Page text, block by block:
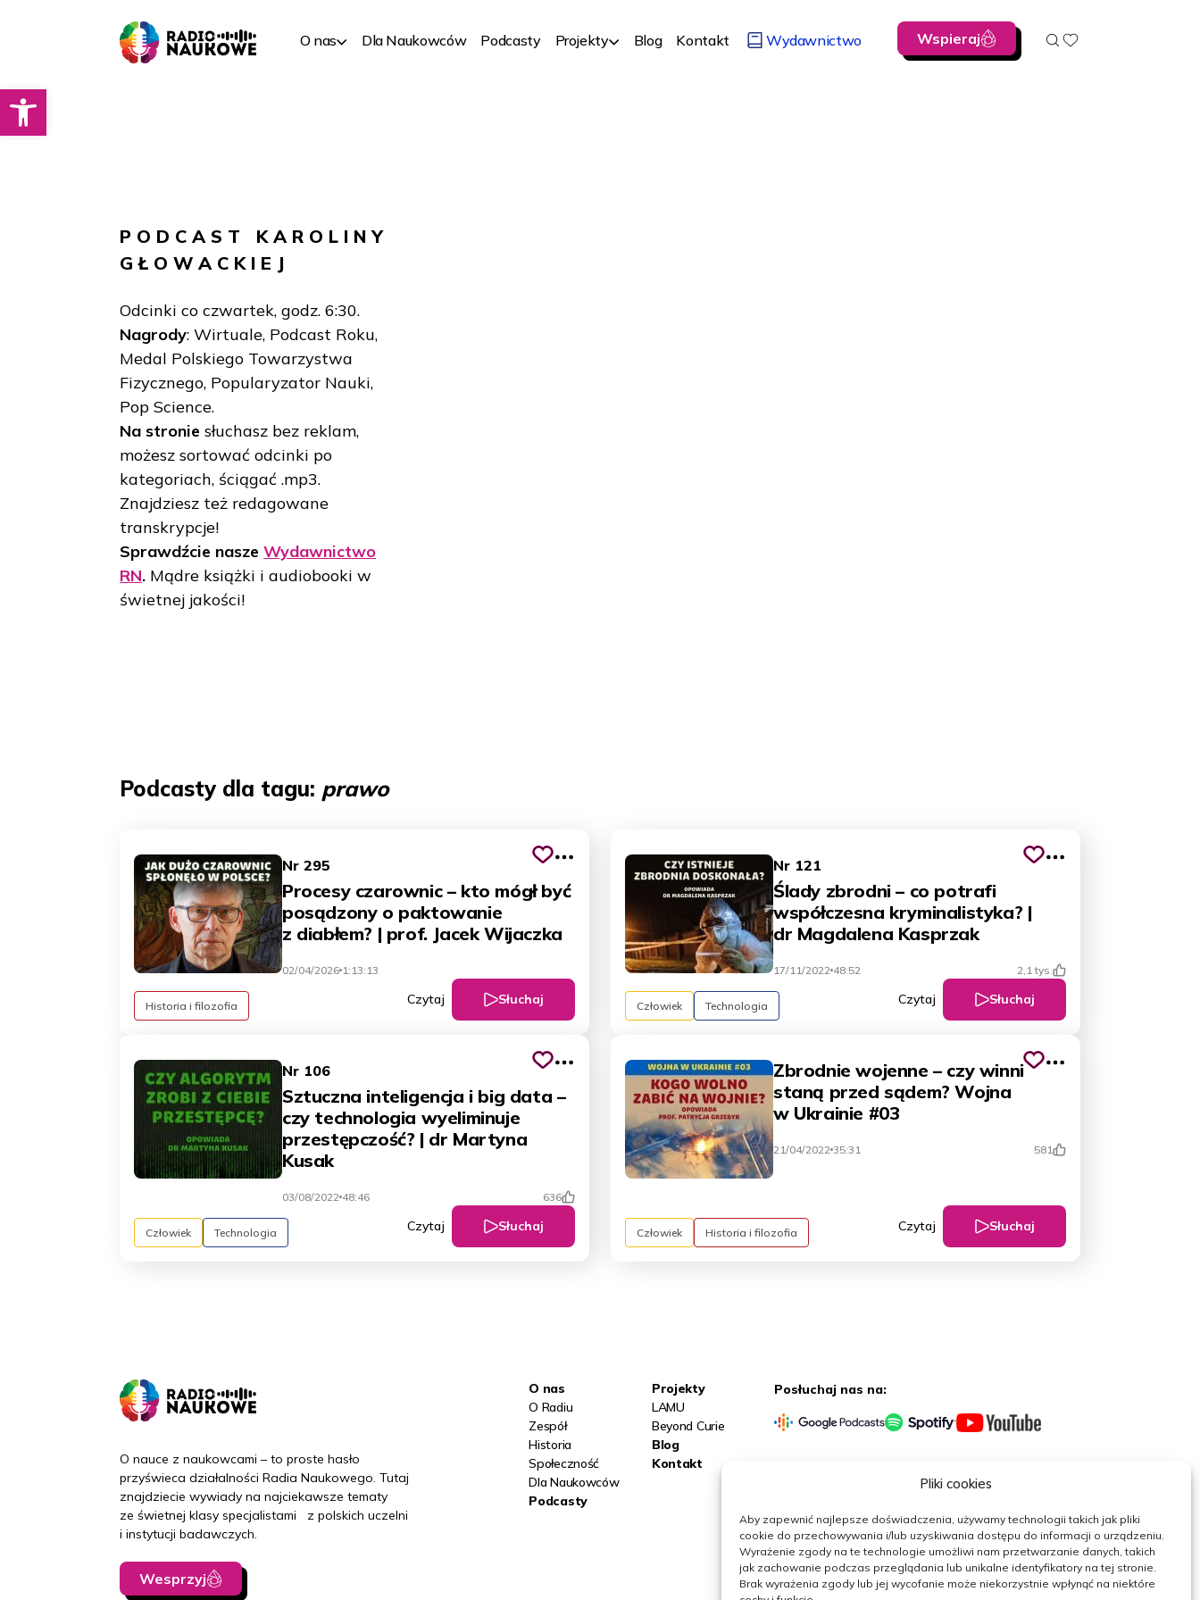
Otwórz pasek narzędzi
Pliki cookies
Aby zapewnić najlepsze doświadczenia, używamy technologii takich jak pliki
cookie do przechowywania i/lub uzyskiwania dostępu do informacji o urządzeniu.
Wyrażenie zgody na te technologie umożliwi nam przetwarzanie danych, takich
jak zachowanie podczas przeglądania lub unikalne identyfikatory na tej stronie.
Brak wyrażenia zgody lub jej wycofanie może niekorzystnie wpłynąć na niektóre
O nas Dla Naukowców Podcasty Projekty Blog Kontakt Wydawnictwo Wspieraj
PODCAST
KAROLINY
GŁOWACKIEJ
Odcinki co czwartek, godz. 6:30.
Nagrody: Wirtuale, Podcast Roku,
Medal Polskiego Towarzystwa
Fizycznego, Popularyzator Nauki,
Pop Science.
Na stronie słuchasz bez reklam,
możesz sortować odcinki po
kategoriach, ściągać .mp3.
Znajdziesz też redagowane
transkrypcje!
Sprawdźcie nasze Wydawnictwo
RN. Mądre książki i audiobooki w
świetnej jakości!
Podcasty dla tagu: prawo
Nr 295
Procesy czarownic – kto mógł być
posądzony o paktowanie
z diabłem? | prof. Jacek Wijaczka
02/04/2026 1:13:13
Słuchaj
Czytaj
Historia i filozofia
Nr 121
Ślady zbrodni – co potrafi
współczesna kryminalistyka? |
dr Magdalena Kasprzak
17/11/2022 48:52 2,1 tys.
Słuchaj
Czytaj
Człowiek Technologia
Nr 106
Sztuczna inteligencja i big data –
czy technologia wyeliminuje
przestępczość? | dr Martyna
Kusak
03/08/2022 48:46 636
Słuchaj
Czytaj
Człowiek Technologia
Zbrodnie wojenne – czy winni
staną przed sądem? Wojna
w Ukrainie #03
21/04/2022 35:31 581
Słuchaj
Czytaj
Człowiek Historia i filozofia
O nauce z naukowcami – to proste hasło
przyświeca działalności Radia Naukowego. Tutaj
znajdziecie wywiady na najciekawsze tematy
ze świetnej klasy specjalistami z polskich uczelni
i instytucji badawczych.
Wesprzyj
O nas
O Radiu
Zespół
Historia
Społeczność
Dla Naukowców
Podcasty
Projekty
LAMU
Beyond Curie
Blog
Kontakt
Posłuchaj nas na: